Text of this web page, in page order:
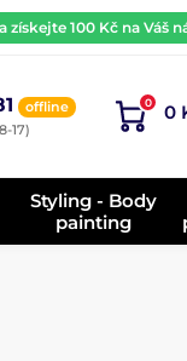
získejte 100 Kč na Váš
offline
17)
0 0
Styling - Body
painting